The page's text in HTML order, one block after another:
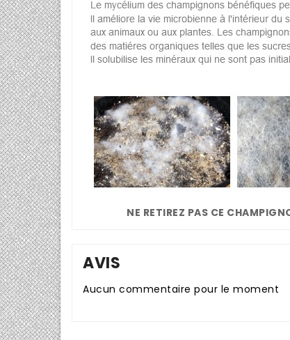
NE RETIREZ PAS CE
AVIS
Aucun commentaire pour le moment